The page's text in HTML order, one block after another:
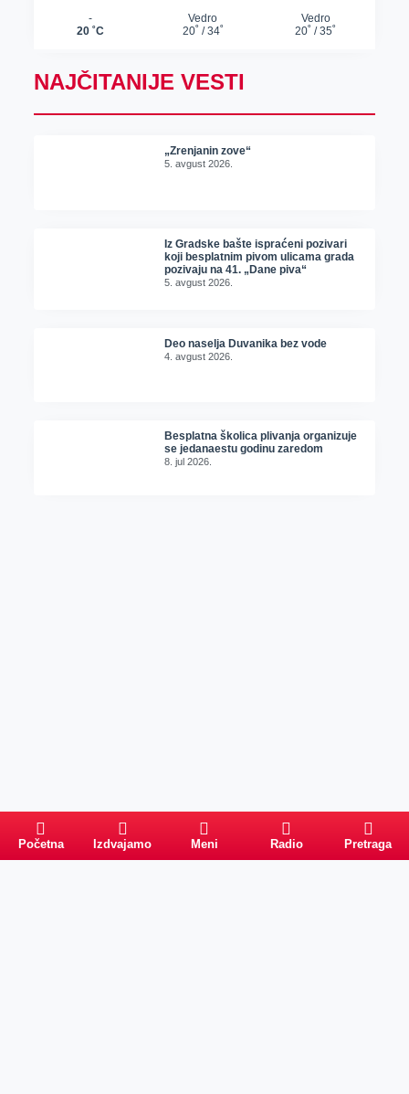
NAJČITANIJE VESTI
„Zrenjanin zove“
5. avgust 2026.
Iz Gradske bašte ispraćeni pozivari
koji besplatnim pivom ulicama grada
pozivaju na 41. „Dane piva“
5. avgust 2026.
Deo naselja Duvanika bez vode
4. avgust 2026.
Besplatna školica plivanja organizuje
se jedanaestu godinu zaredom
8. jul 2026.
Početna Izdvajamo Meni Radio Pretraga